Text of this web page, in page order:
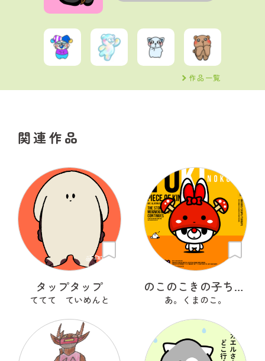
作品一覧
関連作品
タップタップ
ててて ていめんと
のこのこきの子ちゃん
あ。くまのこ。